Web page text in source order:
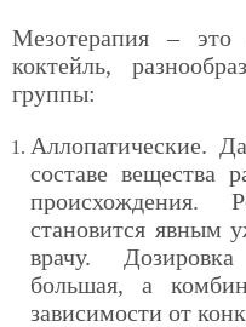
Мезотерапия – это
коктейль,
группы:
Аллопатические.
составе вещества
происхождения.
становится явным
врачу.
большая, а
зависимости от